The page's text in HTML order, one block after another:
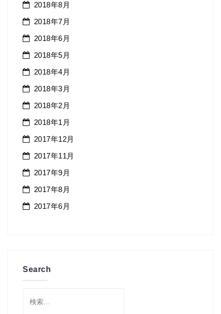
2018年8月
2018年7月
2018年6月
2018年5月
2018年4月
2018年3月
2018年2月
2018年1月
2017年12月
2017年11月
2017年9月
2017年8月
2017年6月
Search
索: